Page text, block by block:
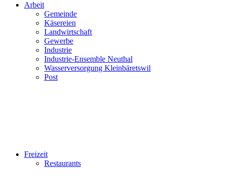
Arbeit
Gemeinde
Käsereien
Landwirtschaft
Gewerbe
Industrie
Industrie-Ensemble Neuthal
Wasserversorgung Kleinbäretswil
Post
Freizeit
Restaurants